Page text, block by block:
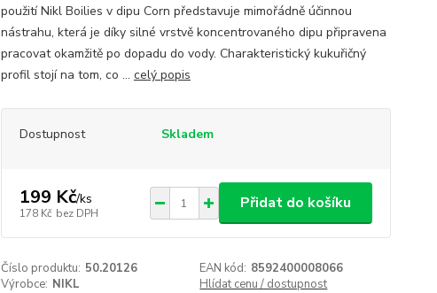
použití Nikl Boilies v dipu Corn představuje mimořádně účinnou
nástrahu, která je díky silné vrstvě koncentrovaného dipu připravena
pracovat okamžitě po dopadu do vody. Charakteristický kukuřičný
profil stojí na tom, co ... celý popis
Dostupnost Skladem
199 Kč/ks
178 Kč bez DPH
Přidat do košíku
Číslo produktu: 50.20126 EAN kód: 8592400008066
Výrobce: NIKL Hlídat cenu / dostupnost